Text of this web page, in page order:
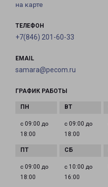
на карте
ТЕЛЕФОН
+7(846) 201-60-33
EMAIL
samara@pecom.ru
ГРАФИК РАБОТЫ
с 09:00 до
18:00
с 09:00 до
18:00
с 09:00 до
18:00
с 10:00 до
16:00